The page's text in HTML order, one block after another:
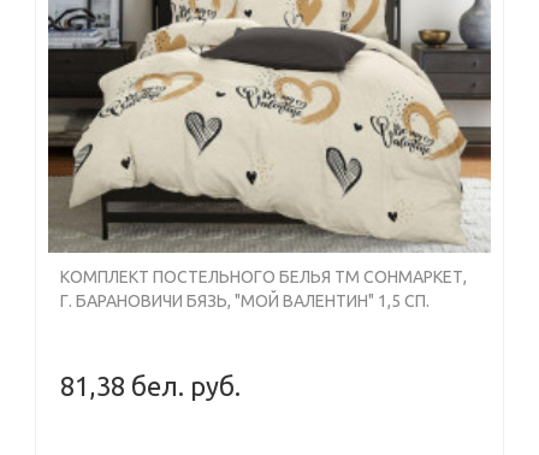
КОМПЛЕКТ ПОСТЕЛЬНОГО БЕЛЬЯ ТМ СОНМАРКЕТ,
Г. БАРАНОВИЧИ БЯЗЬ, "МОЙ ВАЛЕНТИН" 1,5 СП.
81,38 бел. руб.